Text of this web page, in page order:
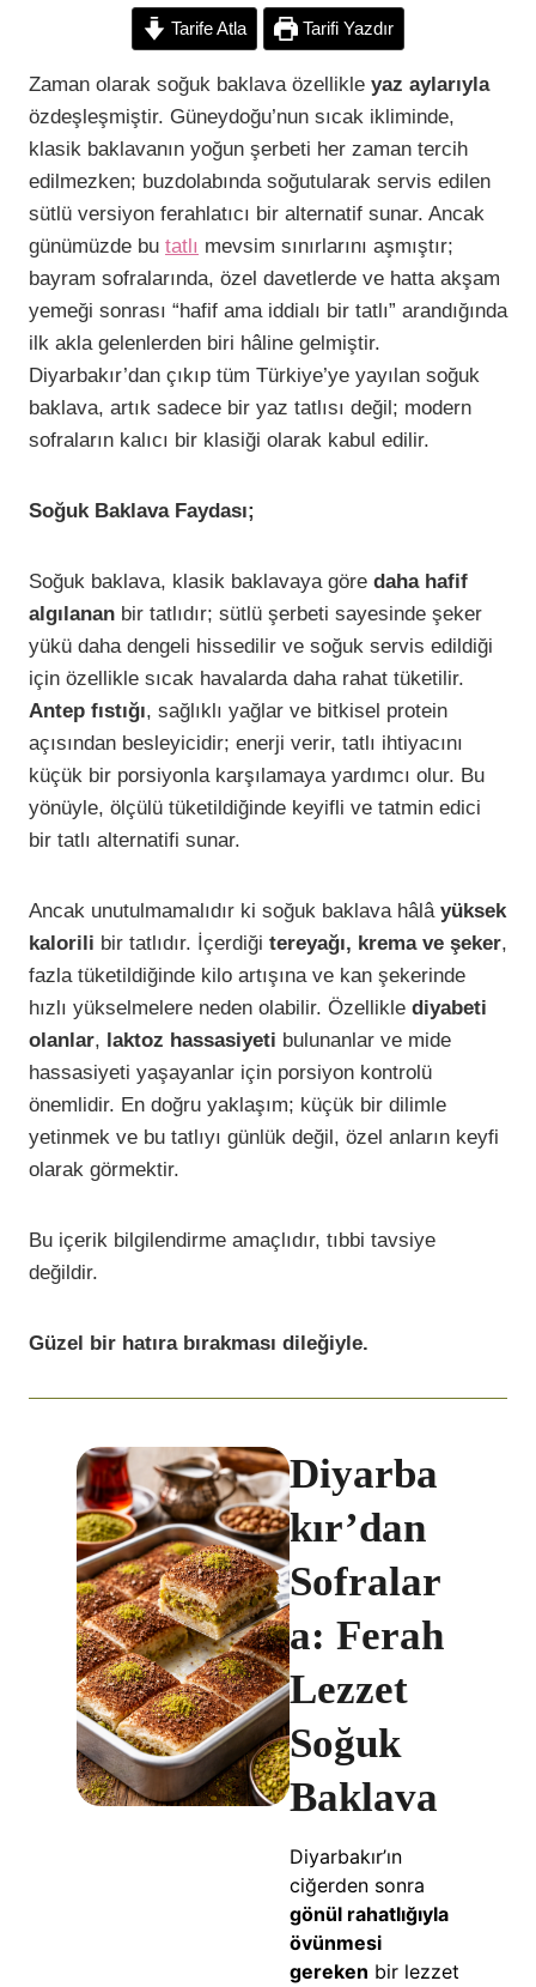
Tarife Atla Tarifi Yazdır
Zaman olarak soğuk baklava özellikle yaz aylarıyla
özdeşleşmiştir. Güneydoğu’nun sıcak ikliminde,
klasik baklavanın yoğun şerbeti her zaman tercih
edilmezken; buzdolabında soğutularak servis edilen
sütlü versiyon ferahlatıcı bir alternatif sunar. Ancak
günümüzde bu tatlı mevsim sınırlarını aşmıştır;
bayram sofralarında, özel davetlerde ve hatta akşam
yemeği sonrası “hafif ama iddialı bir tatlı” arandığında
ilk akla gelenlerden biri hâline gelmiştir.
Diyarbakır’dan çıkıp tüm Türkiye’ye yayılan soğuk
baklava, artık sadece bir yaz tatlısı değil; modern
sofraların kalıcı bir klasiği olarak kabul edilir.
Soğuk Baklava Faydası;
Soğuk baklava, klasik baklavaya göre daha hafif
algılanan bir tatlıdır; sütlü şerbeti sayesinde şeker
yükü daha dengeli hissedilir ve soğuk servis edildiği
için özellikle sıcak havalarda daha rahat tüketilir.
Antep fıstığı, sağlıklı yağlar ve bitkisel protein
açısından besleyicidir; enerji verir, tatlı ihtiyacını
küçük bir porsiyonla karşılamaya yardımcı olur. Bu
yönüyle, ölçülü tüketildiğinde keyifli ve tatmin edici
bir tatlı alternatifi sunar.
Ancak unutulmamalıdır ki soğuk baklava hâlâ yüksek
kalorili bir tatlıdır. İçerdiği tereyağı, krema ve şeker,
fazla tüketildiğinde kilo artışına ve kan şekerinde
hızlı yükselmelere neden olabilir. Özellikle diyabeti
olanlar, laktoz hassasiyeti bulunanlar ve mide
hassasiyeti yaşayanlar için porsiyon kontrolü
önemlidir. En doğru yaklaşım; küçük bir dilimle
yetinmek ve bu tatlıyı günlük değil, özel anların keyfi
olarak görmektir.
Bu içerik bilgilendirme amaçlıdır, tıbbi tavsiye
değildir.
Güzel bir hatıra bırakması dileğiyle.
Diyarba
kır’dan
Sofralar
a: Ferah
Lezzet
Soğuk
Baklava
Diyarbakır’ın
ciğerden sonra
gönül rahatlığıyla
övünmesi
gereken bir lezzet